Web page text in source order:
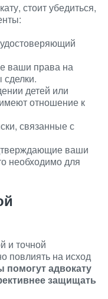
стоит убедиться,
ваши права на
детей или
отношение к
связанные с
ваши
необходимо для
и точной
повлиять на исход
помогут адвокату
защищать